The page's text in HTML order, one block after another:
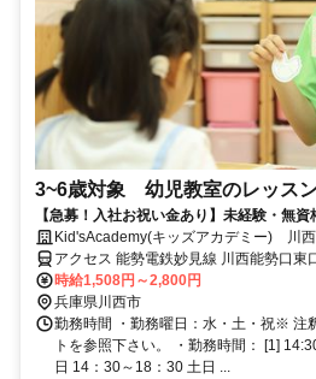
3~6歳対象 幼児教室のレッス
【急募！入社お祝い金あり】未経験・無
スメの幼児教育スタッフ！
Kid'sAcademy(キッズアカデミー) 川西
アクセス 能勢電鉄妙見線 川西能勢口東
川西能勢口東口徒歩約3分、ＪＲ福知山
歩約9分
時給1,508円～2,800円
兵庫県川西市
勤務時間 ・勤務曜日：水・土・祝※ 注
トを参照下さい。 ・勤務時間： [1]
日 14：30～18：30 土日 ...